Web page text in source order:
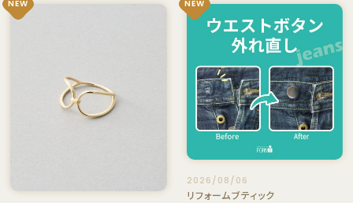
NEW NEW
2026/08/06
リフォームブティック